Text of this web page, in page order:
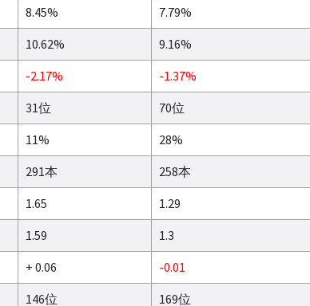
8.45% 7.79%
10.62% 9.16%
-2.17% -1.37%
31位 70位
11% 28%
291本 258本
1.65 1.29
1.59 1.3
+ 0.06 -0.01
146位 169位